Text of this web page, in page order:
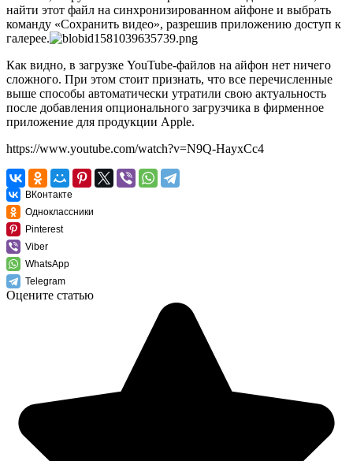
найти этот файл на синхронизированном айфоне и выбрать
команду «Сохранить видео», разрешив приложению доступ к
галерее.
Как видно, в загрузке YouTube-файлов на айфон нет ничего
сложного. При этом стоит признать, что все перечисленные
выше способы автоматически утратили свою актуальность
после добавления опционального загрузчика в фирменное
приложение для продукции Apple.
https://www.youtube.com/watch?v=N9Q-HayxCc4
ВКонтакте
Одноклассники
Pinterest
Viber
WhatsApp
Telegram
Оцените статью